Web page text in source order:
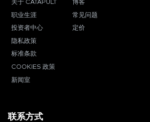
关于 CATAPULT
职业生涯
投资者中心
隐私政策
标准条款
COOKIES 政策
新闻室
博客
常见问题
定价
联系方式